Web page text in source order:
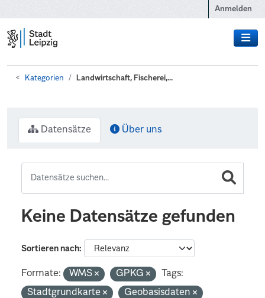
Anmelden
Kategorien Landwirtschaft, Fischerei,...
Datensätze Über uns
Keine Datensätze gefunden
Sortieren nach
Formate: WMS GPKG
Tags:
Stadtgrundkarte
Geobasisdaten